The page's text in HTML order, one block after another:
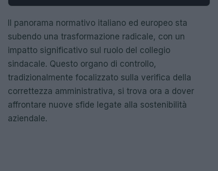
Il panorama normativo italiano ed europeo sta
subendo una trasformazione radicale, con un
impatto significativo sul ruolo del collegio
sindacale. Questo organo di controllo,
tradizionalmente focalizzato sulla verifica della
correttezza amministrativa, si trova ora a dover
affrontare nuove sfide legate alla sostenibilità
aziendale.